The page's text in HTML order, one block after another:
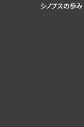
シノプスの歩み